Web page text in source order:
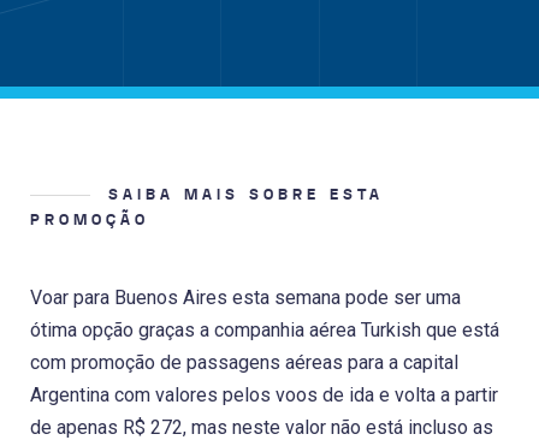
SAIBA MAIS SOBRE ESTA
PROMOÇÃO
Voar para Buenos Aires esta semana pode ser uma
ótima opção graças a companhia aérea Turkish que está
com promoção de passagens aéreas para a capital
Argentina com valores pelos voos de ida e volta a partir
de apenas R$ 272, mas neste valor não está incluso as